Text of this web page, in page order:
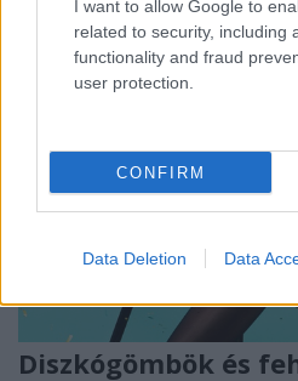
I want to allow Google to
related to security, including
functionality and fraud
user protection.
CONFIRM
Data Deletion Data
Diszkógömbök és